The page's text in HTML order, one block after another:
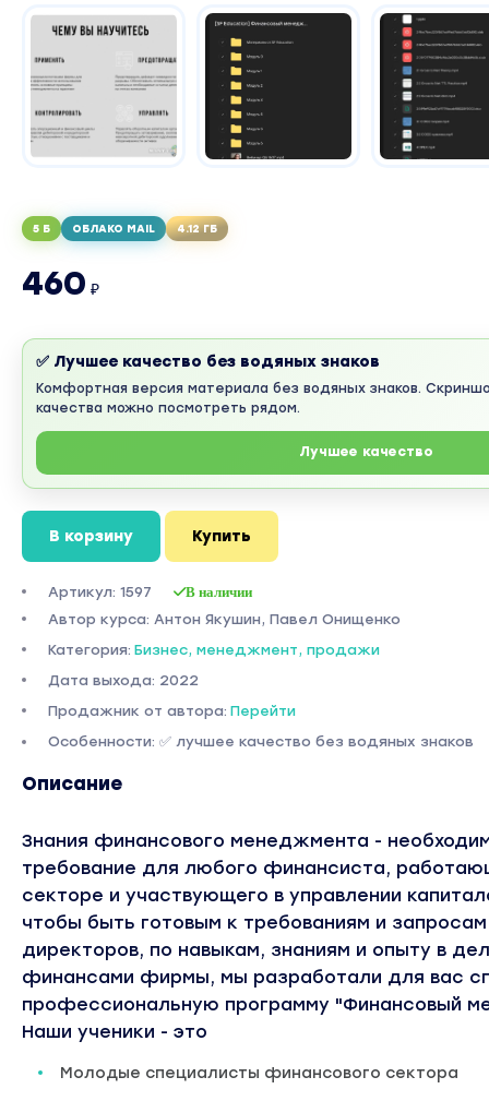
5 Б ОБЛАКО MAIL 4.12 ГБ
460 ₽
✅ Лучшее качество без водяных знаков
Комфортная версия материала без водяных знаков.
качества можно посмотреть рядом.
Лучшее качество
В корзину Купить
Артикул: 1597 В наличии
Автор курса: Антон Якушин, Павел Онищенко
Категория: Бизнес, менеджмент, продажи
Дата выхода: 2022
Продажник от автора: Перейти
Особенности: ✅ лучшее качество без водяных знаков
Описание
Знания финансового менеджмента -
требование для любого финансиста,
секторе и участвующего в управлении
чтобы быть готовым к требованиям и
директоров, по навыкам, знаниям и опыту в
финансами фирмы, мы разработали для вас
профессиональную программу "Финансовый
Наши ученики - это
Молодые специалисты финансового сектора